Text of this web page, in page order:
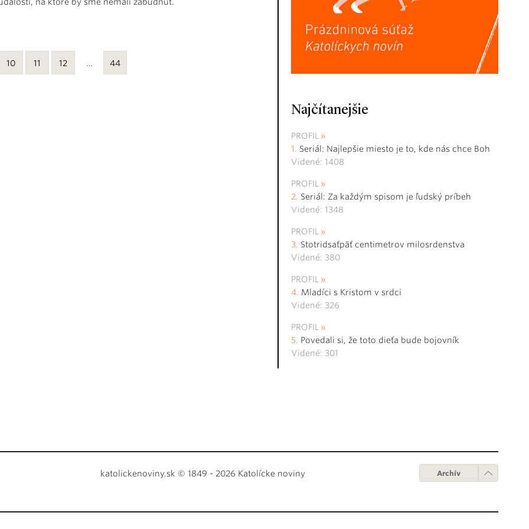
10 11 12 … 44
Najčítanejšie
PROFIL
Seriál: Najlepšie miesto je to, kde nás chce Boh
Videné: 1408
PROFIL
Seriál: Za každým spisom je ľudský príbeh
Videné: 1348
PROFIL
Stotridsaťpäť centimetrov milosrdenstva
Videné: 380
PROFIL
Mladíci s Kristom v srdci
Videné: 326
PROFIL
Povedali si, že toto dieťa bude bojovník
Videné: 301
katolickenoviny.sk © 1849 - 2026 Katolícke noviny Archív